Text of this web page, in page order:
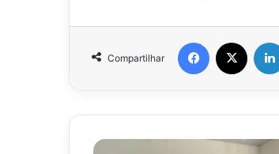
Compartilhar
Facebook